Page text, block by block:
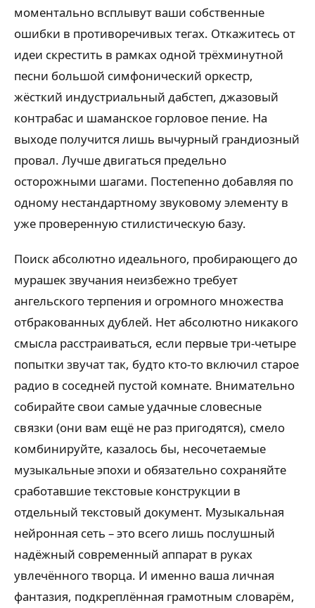
моментально всплывут ваши собственные
ошибки в противоречивых тегах. Откажитесь от
идеи скрестить в рамках одной трёхминутной
песни большой симфонический оркестр,
жёсткий индустриальный дабстеп, джазовый
контрабас и шаманское горловое пение. На
выходе получится лишь вычурный грандиозный
провал. Лучше двигаться предельно
осторожными шагами. Постепенно добавляя по
одному нестандартному звуковому элементу в
уже проверенную стилистическую базу.
Поиск абсолютно идеального, пробирающего до
мурашек звучания неизбежно требует
ангельского терпения и огромного множества
отбракованных дублей. Нет абсолютно никакого
смысла расстраиваться, если первые три-четыре
попытки звучат так, будто кто-то включил старое
радио в соседней пустой комнате. Внимательно
собирайте свои самые удачные словесные
связки (они вам ещё не раз пригодятся), смело
комбинируйте, казалось бы, несочетаемые
музыкальные эпохи и обязательно сохраняйте
сработавшие текстовые конструкции в
отдельный текстовый документ. Музыкальная
нейронная сеть – это всего лишь послушный
надёжный современный аппарат в руках
увлечённого творца. И именно ваша личная
фантазия, подкреплённая грамотным словарём,